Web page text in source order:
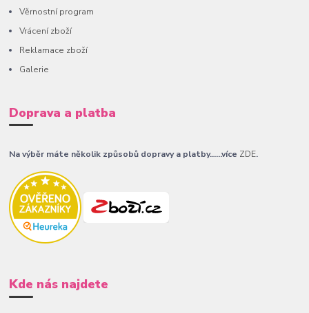
Věrnostní program
Vrácení zboží
Reklamace zboží
Galerie
Doprava a platba
Na výběr máte několik způsobů dopravy a platby......více ZDE.
Kde nás najdete